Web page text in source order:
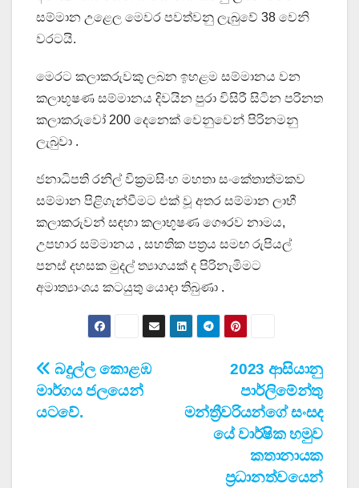
සම්මාන උළෙල මෙවර පවත්වනු ලැබුවේ 38 වෙනි
වරටයි.
මෙරට කලාකරුවකු ලබන ඉහළම සම්මානය වන
කලාභූෂණ සම්මානය දිවයින පුරා විසිරී සිටින පරිනත
කලාකරුවෝ 200 දෙනෙක් වෙනුවෙන් පිරිනමනු
ලැබුවා .
ජනාධිපති රනිල් වික්‍රමසිංහ මහතා සංකේතාත්මකව
සම්මාන පිළිගැන්වීමට එක් වූ අතර සම්මාන ලාභී
කලාකරුවන් සඳහා කලාභූෂණ ගෞරව නාමය,
උපහාර සම්මානය , සහතික පත්‍රය සමඟ රුපියල්
පනස් දහසක මුදල් ත්‍යාගයක් ද පිරිනැමිමට
අමාත්‍යාංශය කටයුතු යොදා තිබුණා .
Post
navigation
2023 ආසියානු
පාර්ලිමේන්තු
මන්ත්‍රීවරියන්ගේ සංසද
යේ වාර්ෂික හමුව
කතානායක
ප්‍රධානත්වයෙන්
බදුල්ල කොළඹ
මාර්ගය ජලයෙන්
යටවේ.